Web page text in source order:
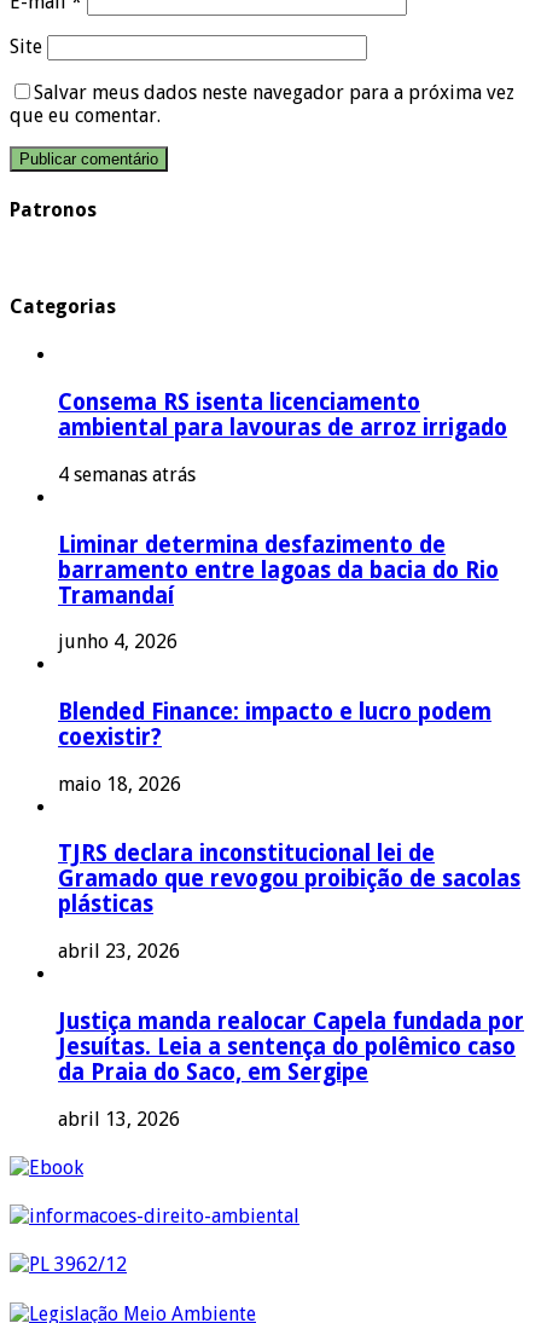
Site
Salvar meus dados neste navegador para a próxima vez
que eu comentar.
Patronos
Categorias
Consema RS isenta licenciamento
ambiental para lavouras de arroz irrigado
4 semanas atrás
Liminar determina desfazimento de
barramento entre lagoas da bacia do Rio
Tramandaí
junho 4, 2026
Blended Finance: impacto e lucro podem
coexistir?
maio 18, 2026
TJRS declara inconstitucional lei de
Gramado que revogou proibição de sacolas
plásticas
abril 23, 2026
Justiça manda realocar Capela fundada por
Jesuítas. Leia a sentença do polêmico caso
da Praia do Saco, em Sergipe
abril 13, 2026